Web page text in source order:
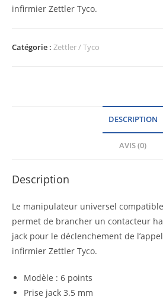
infirmier Zettler Tyco.
Catégorie : Zettler / Tyco
DESCRIPTION
AVIS (0)
Description
Le manipulateur universel
permet de brancher un contacteur
jack pour le déclenchement de
infirmier Zettler Tyco.
Modèle : 6 points
Prise jack 3.5 mm